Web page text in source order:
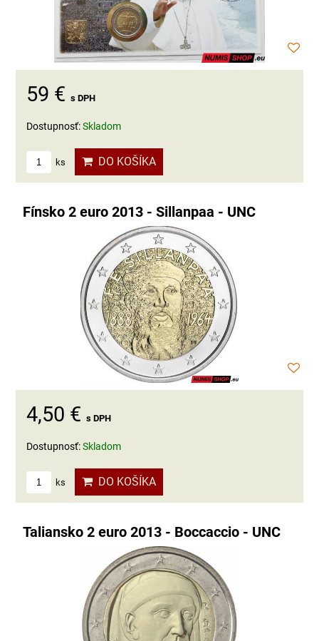
59 € s DPH
Dostupnosť:Skladom
ks DO KOŠÍKA
Fínsko 2 euro 2013 - Sillanpaa - UNC
4,50 € s DPH
Dostupnosť:Skladom
ks DO KOŠÍKA
Taliansko 2 euro 2013 - Boccaccio - UNC